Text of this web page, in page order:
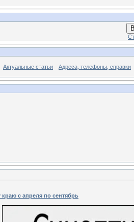
Актуальные статьи Адреса, телефоны, справки
с апреля по сентябрь